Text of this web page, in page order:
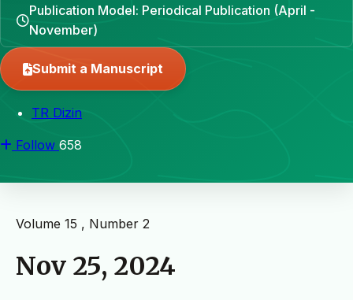
Publication Model: Periodical Publication (April -
November)
Submit a Manuscript
TR Dizin
Follow 658
Volume 15 , Number 2
Nov 25, 2024